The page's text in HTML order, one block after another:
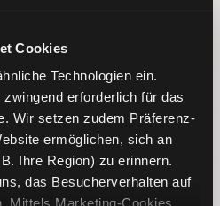
Cookies
Technologien ein.
erforderlich für das
Wir setzen zudem Präferenz-
ermöglichen, sich an
Ihre Region) zu erinnern.
das Besucherverhalten auf
Mittels Marketing-Cookies